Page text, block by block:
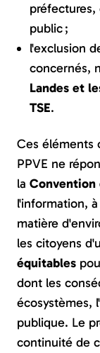
public ;
l'exclusion
concernés,
Landes et
TSE.
Ces éléments
PPVE ne
la Convention
l'information,
matière
les citoyens
équitables
dont les
écosystèmes,
publique. Le
continuité de